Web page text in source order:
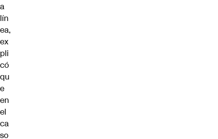
a
lín
ea,
ex
pli
có
qu
e
en
el
ca
so